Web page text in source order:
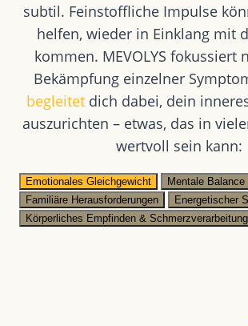
subtil. Feinstoffliche Impulse
helfen, wieder in Einklang mit
kommen. MEVOLYS fokussiert
Bekämpfung einzelner
begleitetdich dabei, dein
auszurichten – etwas, das in
wertvoll sein kann:
Emotionales Gleichgewicht
Mentale Balance
Familiäre Herausforderungen
Energetischer
Körperliches Empfinden & Schmerzverarbeitung